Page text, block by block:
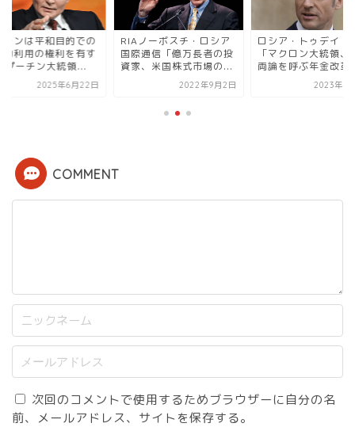
ランは平和目的での
力利用の権利を有す
プーチン大統領...
2025年6月22日
RIAノーボスチ・ロシア
国際通信「億万長者の投
資家、米国株式市場の...
2022年9月2日
ロシア・トゥデイ（
「マクロン大統領、
両論を呼ぶ年金改革
2023年4
COMMENT
次回のコメントで使用するためブラウザーに自分の名
前、メールアドレス、サイトを保存する。